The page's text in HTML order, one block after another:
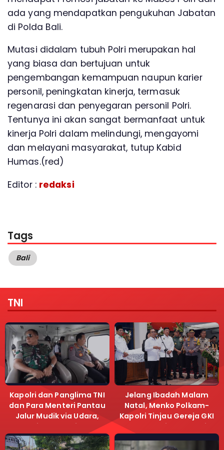
ada yang mendapatkan pengukuhan Jabatan
di Polda Bali.
Mutasi didalam tubuh Polri merupakan hal
yang biasa dan bertujuan untuk
pengembangan kemampuan naupun karier
personil, peningkatan kinerja, termasuk
regenarasi dan penyegaran personil Polri.
Tentunya ini akan sangat bermanfaat untuk
kinerja Polri dalam melindungi, mengayomi
dan melayani masyarakat, tutup Kabid
Humas.(red)
Editor : redaksi
Tags
Bali
TNI
Kapolri dan Panglima TNI
dan Para Menteri Pantau
Jalur Mudik via Udara,
Pastikan Lalu Lintas
Lancar
Jelang Ibadah Malam
Natal, Menko Polkam-
Kapolri Tinjau Gereja GKI
Samanhudi dan Gereja